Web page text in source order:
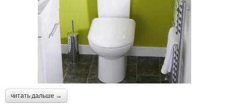
читать дальше →